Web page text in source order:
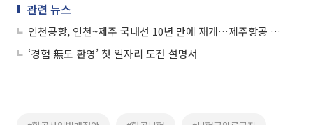
관련 뉴스
인천공항, 인천~제주 국내선 10년 만에 재개…제주항공 주 2회 운항
‘경험 無도 환영’ 첫 일자리 도전 설명서